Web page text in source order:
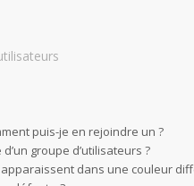
puis-je en rejoindre un ?
groupe d’utilisateurs ?
dans une couleur